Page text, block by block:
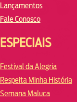
Lançamentos
Fale Conosco
ESPECIAIS
Festival da Alegria
Respeita Minha História
Semana Maluca